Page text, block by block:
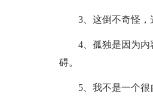
3、这倒不奇怪，
4、孤独是因为
碍。
5、我不是一个